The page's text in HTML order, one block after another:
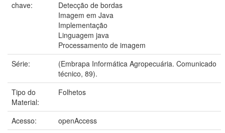
chave:
Detecção de bordas
Imagem em Java
Implementação
Linguagem java
Processamento de imagem
Série:
(Embrapa Informática Agropecuária. Comunicado
técnico, 89).
Tipo do
Material:
Folhetos
Acesso:
openAccess